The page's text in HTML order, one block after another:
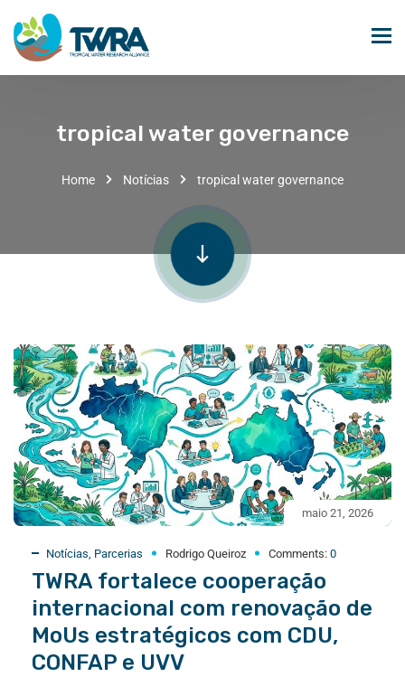
tropical water governance
Home Notícias tropical water governance
maio 21, 2026
Notícias Parcerias Rodrigo Queiroz Comments: 0
TWRA fortalece cooperação
internacional com renovação de
MoUs estratégicos com CDU,
CONFAP e UVV